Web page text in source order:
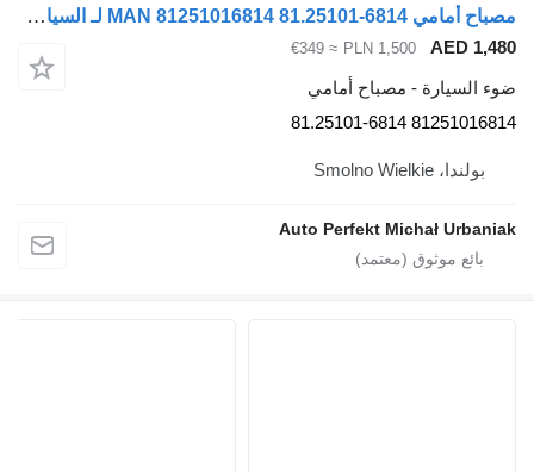
مصباح أمامي MAN 81251016814 81.25101-6814 لـ السيارات القاطرة MAN TGX TGS TG3 TGL TGM
PLN 1,500
≈ €349
- مصباح أمامي
Auto Perfekt